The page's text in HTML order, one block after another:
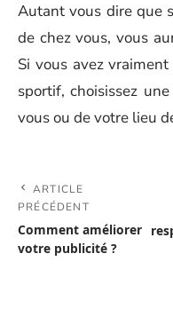
Autant vous dire que
de chez vous, vous
Si vous avez
sportif, choisissez
vous ou de votre lieu
ARTICLE
PRÉCÉDENT
Comment améliorer
votre publicité ?